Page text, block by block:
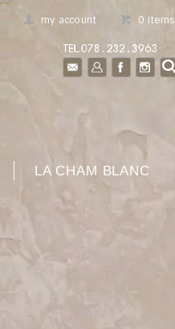
my account 0 items
LA CHAM BLANC